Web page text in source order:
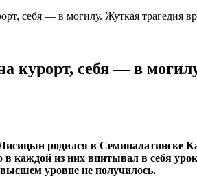
себя — в могилу. Жуткая трагедия
курорт, себя — в
родился в Семипалатинске
в каждой из них впитывал в себя
уровне не получилось.